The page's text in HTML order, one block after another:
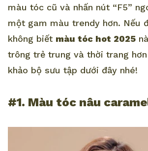
màu tóc cũ và nhấn nút “F5”
một gam màu trendy hơn. Nếu
không biết màu tóc hot 2025
trông trẻ trung và thời trang
khảo bộ sưu tập dưới đây nhé!
#1. Màu tóc nâu